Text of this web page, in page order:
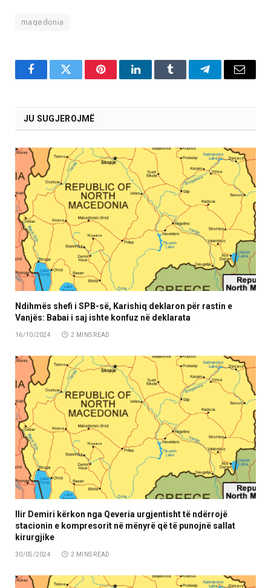
maqedonia
FacebookTwitter PinterestLinkedInTumblr TelegramEmail
JU SUGJEROJMË
Ndihmës shefi i SPB-së, Karishiq deklaron për rastin e
Vanjës: Babai i saj ishte konfuz në deklarata
16/10/2024 2 MINS READ
Ilir Demiri kërkon nga Qeveria urgjentisht të ndërrojë
stacionin e kompresorit në mënyrë që të punojnë sallat
kirurgjike
30/05/2024 2 MINS READ